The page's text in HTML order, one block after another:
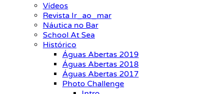
Vídeos
Revista Ir_ao_mar
Náutica no Bar
School At Sea
Histórico
Águas Abertas 2019
Águas Abertas 2018
Águas Abertas 2017
Photo Challenge